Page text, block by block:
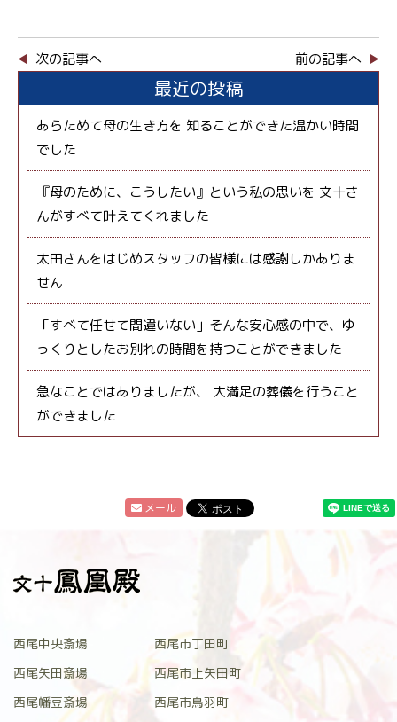
次の記事へ 前の記事へ
最近の投稿
あらためて母の生き方を 知ることができた温かい時間
でした
『母のために、こうしたい』という私の思いを 文十さ
んがすべて叶えてくれました
太田さんをはじめスタッフの皆様には感謝しかありま
せん
「すべて任せて間違いない」そんな安心感の中で、ゆ
っくりとしたお別れの時間を持つことができました
急なことではありましたが、 大満足の葬儀を行うこと
ができました
メール
西尾中央斎場
西尾市丁田町
西尾矢田斎場
西尾市上矢田町
西尾幡豆斎場
西尾市鳥羽町